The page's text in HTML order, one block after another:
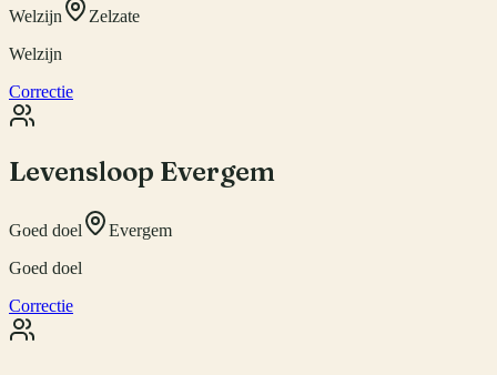
Welzijn
Zelzate
Welzijn
Correctie
Levensloop Evergem
Goed doel
Evergem
Goed doel
Correctie